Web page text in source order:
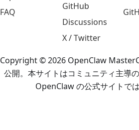
FAQ
GitHub
Discussions
X / Twitter
Copyright © 2026 OpenClaw
公開。本サイトはコミュニティ主導
OpenClaw の公式サイトでは